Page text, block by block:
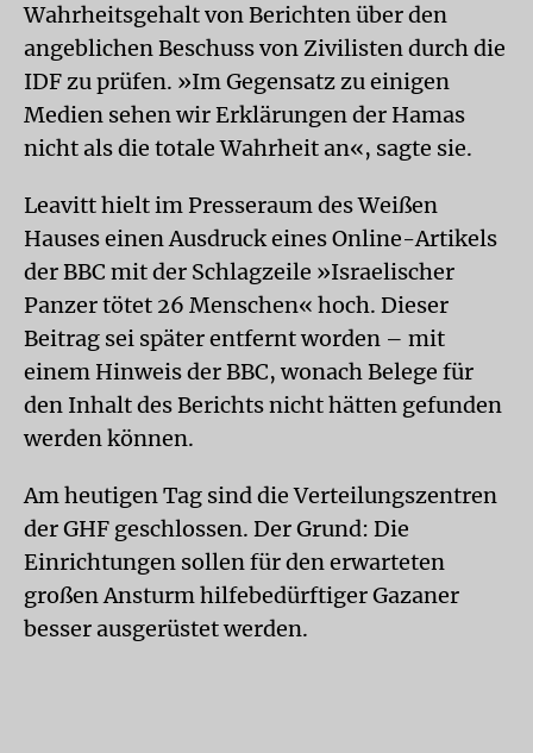
Wahrheitsgehalt von Berichten über den
angeblichen Beschuss von Zivilisten durch die
IDF zu prüfen. »Im Gegensatz zu einigen
Medien sehen wir Erklärungen der Hamas
nicht als die totale Wahrheit an«, sagte sie.
Leavitt hielt im Presseraum des Weißen
Hauses einen Ausdruck eines Online-Artikels
der BBC mit der Schlagzeile »Israelischer
Panzer tötet 26 Menschen« hoch. Dieser
Beitrag sei später entfernt worden – mit
einem Hinweis der BBC, wonach Belege für
den Inhalt des Berichts nicht hätten gefunden
werden können.
Am heutigen Tag sind die Verteilungszentren
der GHF geschlossen. Der Grund: Die
Einrichtungen sollen für den erwarteten
großen Ansturm hilfebedürftiger Gazaner
besser ausgerüstet werden.